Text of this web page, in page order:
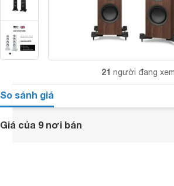
21 người đang xem
So sánh giá
Giá của 9 nơi bán